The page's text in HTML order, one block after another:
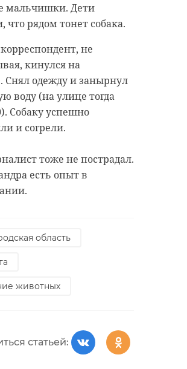
мальчишки. Дети
что рядом тонет собака.
не
кинулся на
одежду и занырнул
воду (на улице тогда
Собаку успешно
и согрели.
тоже не пострадал.
есть опыт в
область
животных
статьей: